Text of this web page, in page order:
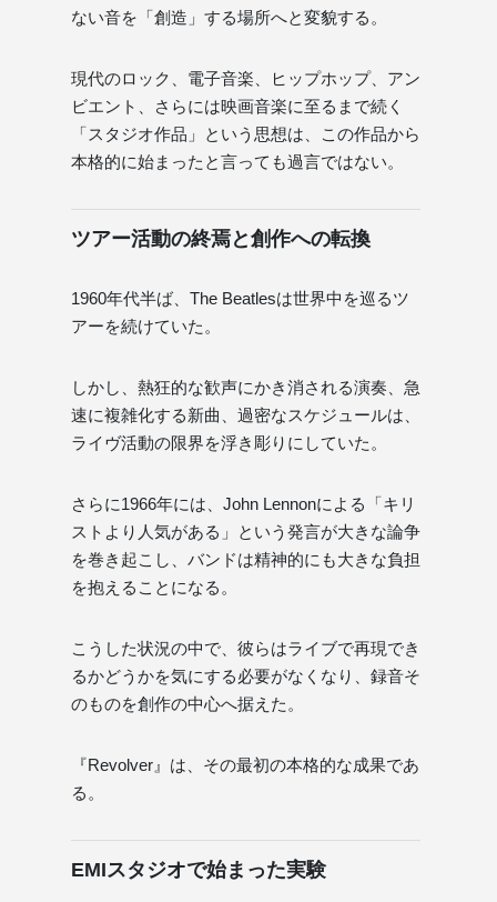
ない音を「創造」する場所へと変貌する。
現代のロック、電子音楽、ヒップホップ、アン
ビエント、さらには映画音楽に至るまで続く
「スタジオ作品」という思想は、この作品から
本格的に始まったと言っても過言ではない。
ツアー活動の終焉と創作への転換
1960年代半ば、The Beatlesは世界中を巡るツ
アーを続けていた。
しかし、熱狂的な歓声にかき消される演奏、急
速に複雑化する新曲、過密なスケジュールは、
ライヴ活動の限界を浮き彫りにしていた。
さらに1966年には、John Lennonによる「キリ
ストより人気がある」という発言が大きな論争
を巻き起こし、バンドは精神的にも大きな負担
を抱えることになる。
こうした状況の中で、彼らはライブで再現でき
るかどうかを気にする必要がなくなり、録音そ
のものを創作の中心へ据えた。
『Revolver』は、その最初の本格的な成果であ
る。
EMIスタジオで始まった実験